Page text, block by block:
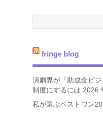
fringe blog
演劇界が「助成金ビ
制度にするには 2026
私が選ぶベストワン